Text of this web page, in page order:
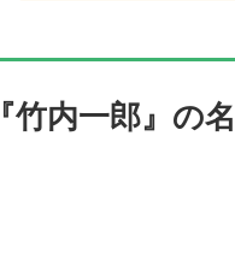
『竹内一郎』の